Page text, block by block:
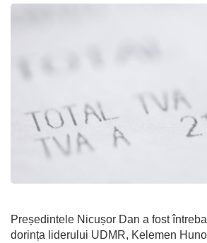
Președintele Nicușor Dan a fost
dorința liderului UDMR, Kelemen